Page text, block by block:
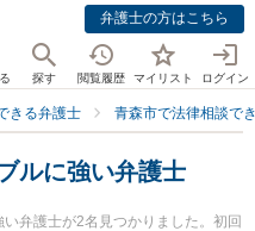
弁護士の方はこちら
探す 閲覧履歴 マイリスト ログイン
きる弁護士 青森市で法律相談で
ルに強い弁護士
弁護士が2名見つかりました。初回